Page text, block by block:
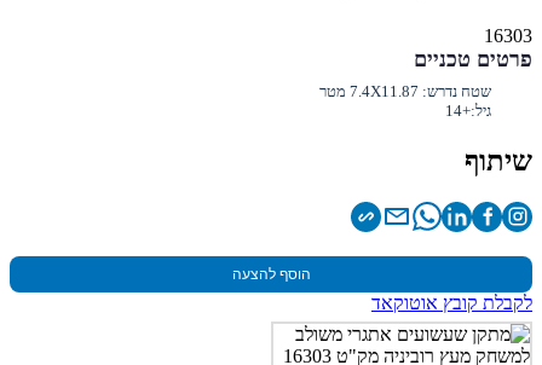
16303
פרטים טכניים
שטח נדרש:7.4X11.87 מטר
גיל:+14
שיתוף
הוסף להצעה
לקבלת קובץ אוטוקאד